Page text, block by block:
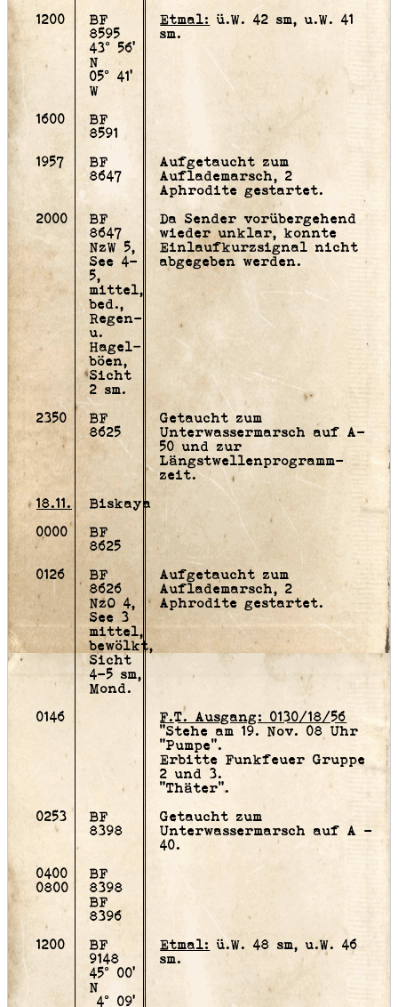
1200
BF
8595
43° 56'
N
05° 41'
W
Etmal: ü.W. 42 sm, u.W. 41
sm.
1600
BF
8591
1957
BF
8647
Aufgetaucht zum
Auflademarsch, 2
Aphrodite gestartet.
2000
BF
8647
NzW 5,
See 4-
5,
mittel,
bed.,
Regen-
u.
Hagel­
böen,
Sicht
2 sm.
Da Sender vorübergehend
wieder unklar, konnte
Einlaufkurzsignal nicht
abgegeben werden.
2350
BF
8625
Getaucht zum
Unterwassermarsch auf A-
50 und zur
Längstwellenprogramm-
zeit.
18.11.
Biskaya
0000
BF
8625
0126
BF
8626
NzO 4,
See 3
mittel,
bewölkt,
Sicht
4-5 sm,
Mond.
Aufgetaucht zum
Auflademarsch, 2
Aphrodite gestartet.
0146
F.T. Ausgang: 0130/18/56
"Stehe am 19. Nov. 08 Uhr
"Pumpe".
Erbitte Funkfeuer Gruppe
2 und 3.
"Thäter".
0253
BF
8398
Getaucht zum
Unterwassermarsch auf A -
40.
0400
0800
BF
8398
BF
8396
1200
BF
9148
45° 00'
N
4° 09'
Etmal: ü.W. 48 sm, u.W. 46
sm.